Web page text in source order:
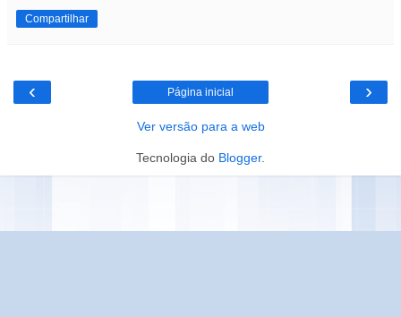
Compartilhar
‹ ›
Página inicial
Ver versão para a web
Tecnologia do Blogger.